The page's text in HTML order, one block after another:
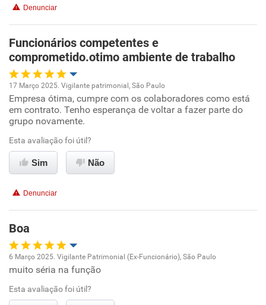
Recomenda esta empresa
Denunciar
Funcionários competentes e
comprometido.otimo ambiente de trabalho
Oportunidade de promoção
Ambiente de trabalho
Conciliação com a vida familiar
17 Março 2025. Vigilante patrimonial, São Paulo
Empresa ótima, cumpre com os colaboradores como está
em contrato. Tenho esperança de voltar a fazer parte do
grupo novamente.
Esta avaliação foi útil?
Sim Não
Denunciar
Boa
Oportunidade de promoção
Ambiente de trabalho
6 Março 2025. Vigilante Patrimonial (Ex-Funcionário), São Paulo
muito séria na função
Esta avaliação foi útil?